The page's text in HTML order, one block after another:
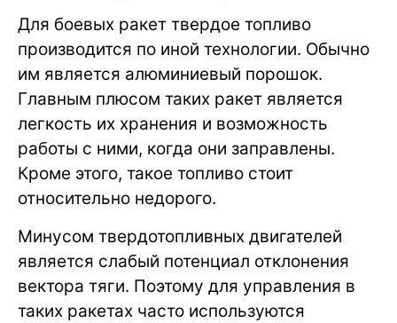
Для боевых ракет твердое топливо
производится по иной технологии. Обычно
им является алюминиевый порошок.
Главным плюсом таких ракет является
легкость их хранения и возможность
работы с ними, когда они заправлены.
Кроме этого, такое топливо стоит
относительно недорого.
Минусом твердотопливных двигателей
является слабый потенциал отклонения
вектора тяги. Поэтому для управления в
таких ракетах часто используются